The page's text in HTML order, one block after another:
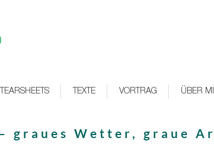
TEARSHEETS TEXTE VORTRAG ÜBER
graues Wetter, graue